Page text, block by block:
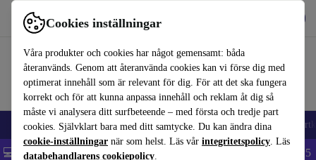
Cookies inställningar
Våra produkter och cookies har något gemensamt: båda
återanvänds. Genom att återanvända cookies kan vi förse dig med
optimerat innehåll som är relevant för dig. För att det ska fungera
korrekt och för att kunna anpassa innehåll och reklam åt dig så
måste vi analysera ditt surfbeteende – med första och tredje part
cookies. Självklart bara med ditt samtycke. Du kan ändra dina
cookie-inställningar när som helst. Läs vår integritetspolicy. Läs
databehandlarens cookiepolicy.
Använd refurbed snabbt och enkelt
🎒 Back to school Mobiltelefoner Bärbara datorer Surfplattor
💻 Extra 5% rabatt på alla MacBooks och laptops - Code: LAPTOP5